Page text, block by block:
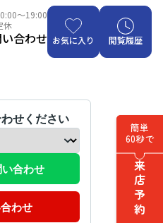
～19:00
休
合わせ お気に入り 閲覧履歴
簡単
60秒で
来店予約
せください
合わせ
わせ